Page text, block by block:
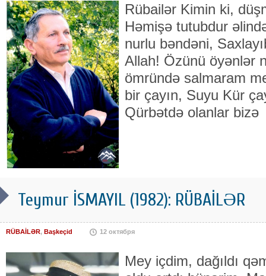
Rübailər Kimin ki,
Həmişə tutubdur
nurlu bəndəni,
Allah! Özünü öyənlər
ömründə salmaram
bir çayın, Suyu Kür
Qürbətdə olanlar bizə
Teymur İSMAYIL (1982): RÜBAİLƏR
RÜBAİLƏR, Başkeçid 12 октября
Mey içdim, dağıldı